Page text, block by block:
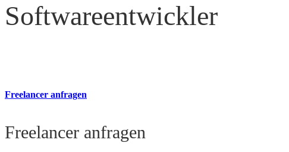
Softwareentwickler
Freelancer anfragen
Freelancer anfragen